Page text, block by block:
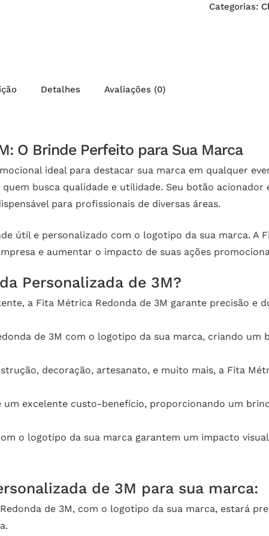
Categorias:
Detalhes Avaliações (0)
O Brinde Perfeito para Sua Marca
ideal para destacar sua marca em qualquer
busca qualidade e utilidade. Seu botão acionador
para profissionais de diversas áreas.
útil e personalizado com o logotipo da sua marca. A
e aumentar o impacto de suas ações
Personalizada de 3M?
a Fita Métrica Redonda de 3M garante precisão e
de 3M com o logotipo da sua marca, criando um
decoração, artesanato, e muito mais, a Fita
um excelente custo-benefício, proporcionando um
o logotipo da sua marca garantem um impacto
de 3M para sua marca:
de 3M, com o logotipo da sua marca, estará